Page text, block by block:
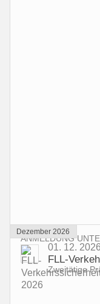
ANMELDUNG
Dezember 2026
01. 12.
FLL-
Zweitätige